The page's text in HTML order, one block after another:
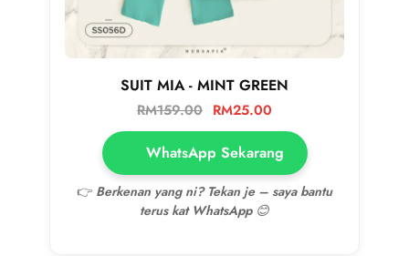
SUIT MIA - MINT GREEN
RM159.00 RM25.00
WhatsApp Sekarang
👉 Berkenan yang ni? Tekan je – saya bantu
terus kat WhatsApp 😊